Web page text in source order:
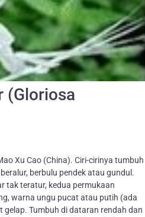
(Gloriosa
Xu Cao (China). Ciri-cirinya tumbuh
berbulu pendek atau gundul.
tak teratur, kedua permukaan
warna ungu pucat atau putih (ada
Tumbuh di dataran rendah dan